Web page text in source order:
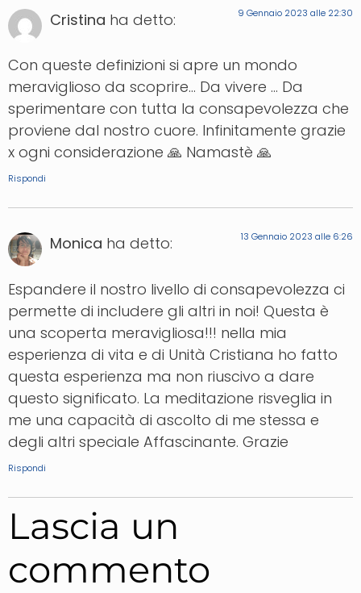
Cristina ha detto: 9 Gennaio 2023 alle 22:30
Con queste definizioni si apre un mondo
meraviglioso da scoprire… Da vivere … Da
sperimentare con tutta la consapevolezza che
proviene dal nostro cuore. Infinitamente grazie
x ogni considerazione 🙏 Namastè 🙏
Rispondi
Monica ha detto: 13 Gennaio 2023 alle 6:26
Espandere il nostro livello di consapevolezza ci
permette di includere gli altri in noi! Questa è
una scoperta meravigliosa!!! nella mia
esperienza di vita e di Unità Cristiana ho fatto
questa esperienza ma non riuscivo a dare
questo significato. La meditazione risveglia in
me una capacità di ascolto di me stessa e
degli altri speciale Affascinante. Grazie
Rispondi
Lascia un
commento